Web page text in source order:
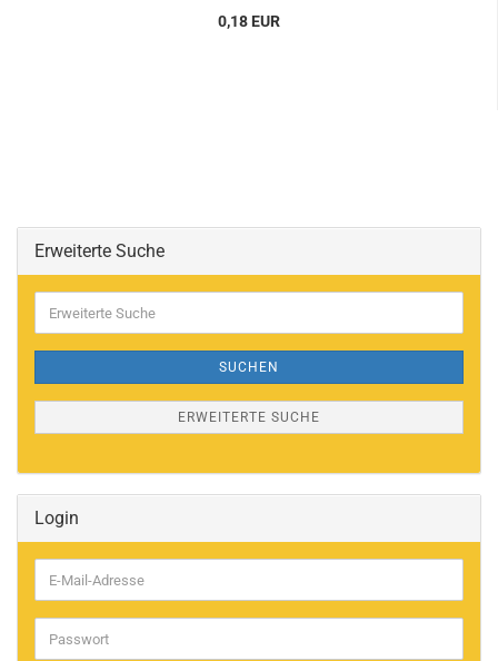
0,18 EUR
Erweiterte Suche
Suche
SUCHEN
ERWEITERTE SUCHE
Login
E-
Mail-
Adresse
Passwort